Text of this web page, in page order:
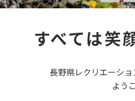
プ
動
すべては笑
長野県レクリエーシ
よう